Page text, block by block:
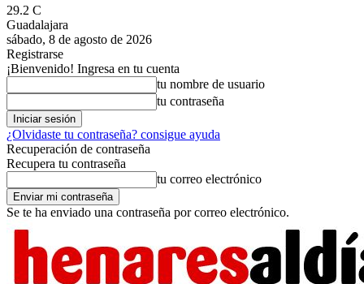
29.2 C
Guadalajara
sábado, 8 de agosto de 2026
Registrarse
¡Bienvenido! Ingresa en tu cuenta
tu nombre de usuario
tu contraseña
¿Olvidaste tu contraseña? consigue ayuda
Recuperación de contraseña
Recupera tu contraseña
tu correo electrónico
Se te ha enviado una contraseña por correo electrónico.